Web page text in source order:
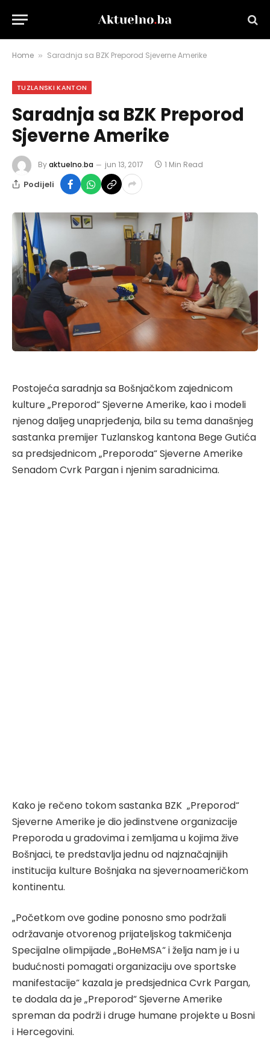
Home » Saradnja sa BZK Preporod Sjeverne Amerike
TUZLANSKI KANTON
Saradnja sa BZK Preporod
Sjeverne Amerike
Byaktuelno.ba jun 13, 2017 1 Min Read
Podijeli
Postojeća saradnja sa Bošnjačkom zajednicom
kulture „Preporod“ Sjeverne Amerike, kao i modeli
njenog daljeg unaprjeđenja, bila su tema današnjeg
sastanka premijer Tuzlanskog kantona Bege Gutića
sa predsjednicom „Preporoda“ Sjeverne Amerike
Senadom Cvrk Pargan i njenim saradnicima.
Kako je rečeno tokom sastanka BZK „Preporod“
Sjeverne Amerike je dio jedinstvene organizacije
Preporoda u gradovima i zemljama u kojima žive
Bošnjaci, te predstavlja jednu od najznačajnijih
institucija kulture Bošnjaka na sjevernoameričkom
kontinentu.
„Početkom ove godine ponosno smo podržali
održavanje otvorenog prijateljskog takmičenja
Specijalne olimpijade „BoHeMSA“ i želja nam je i u
budućnosti pomagati organizaciju ove sportske
manifestacije“ kazala je predsjednica Cvrk Pargan,
te dodala da je „Preporod“ Sjeverne Amerike
spreman da podrži i druge humane projekte u Bosni
i Hercegovini.